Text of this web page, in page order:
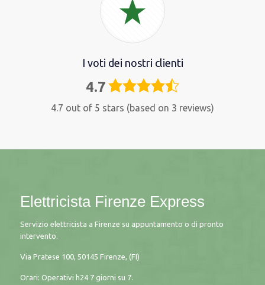
I voti dei nostri clienti
4.7 4,7
4.7 out of 5 stars (based on 3 reviews)
Elettricista Firenze Express
Servizio elettricista a Firenze su appuntamento o di pronto
intervento.
Via Pratese 100, 50145 Firenze, (FI)
Orari: Operativi h24 7 giorni su 7.